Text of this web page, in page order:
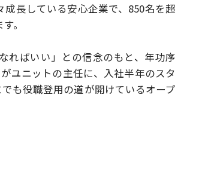
長している安心企業で、 850名を超
。
ればいい」との信念のもと、 年功序
ユニットの主任に、 入社半年のスタ
も役職登用の道が開けているオープ